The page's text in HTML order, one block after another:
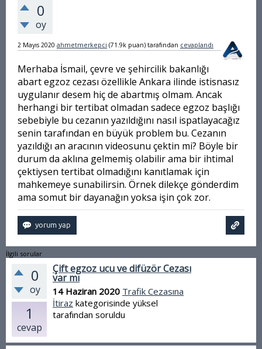
0
oy
2 Mayıs 2020 ahmetmerkepci (71.9k puan) tarafından cevaplandı
Merhaba İsmail, çevre ve şehircilik bakanlığı
abart egzoz cezası özellikle Ankara ilinde istisnasız
uygulanır desem hiç de abartmış olmam. Ancak
herhangi bir tertibat olmadan sadece egzoz başlığı
sebebiyle bu cezanın yazıldığını nasıl ispatlayacağız
senin tarafından en büyük problem bu. Cezanın
yazıldığı an aracının videosunu çektin mi? Böyle bir
durum da aklına gelmemiş olabilir ama bir ihtimal
çektiysen tertibat olmadığını kanıtlamak için
mahkemeye sunabilirsin. Örnek dilekçe gönderdim
ama somut bir dayanağın yoksa işin çok zor.
İlgili sorular
0
oy
1
cevap
Çift egzoz ucu ve difüzör Cezası
var mı
14 Haziran 2020 Trafik Cezasına
İtiraz kategorisinde yüksel
tarafından soruldu